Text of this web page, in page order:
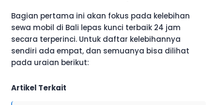
Bagian pertama ini akan fokus pada kelebihan
sewa mobil di Bali lepas kunci terbaik 24 jam
secara terperinci. Untuk daftar kelebihannya
sendiri ada empat, dan semuanya bisa dilihat
pada uraian berikut:
Artikel Terkait